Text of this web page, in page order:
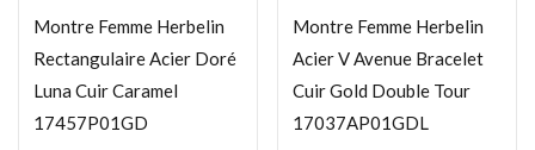
Montre Femme Herbelin
Rectangulaire Acier Doré
Luna Cuir Caramel
17457P01GD
Montre Femme Herbelin
Acier V Avenue Bracelet
Cuir Gold Double Tour
17037AP01GDL